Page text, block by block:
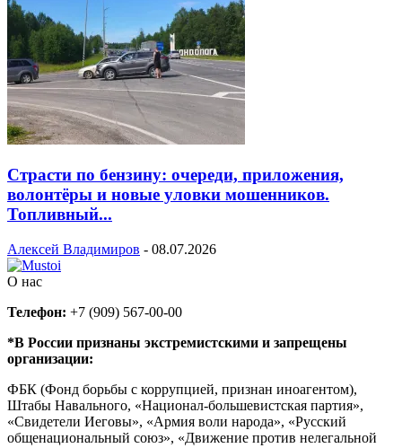
Страсти по бензину: очереди, приложения,
волонтёры и новые уловки мошенников.
Топливный...
Алексей Владимиров - 08.07.2026
О нас
Телефон: +7 (909) 567-00-00
*В России признаны экстремистскими и запрещены
организации:
ФБК (Фонд борьбы с коррупцией, признан иноагентом),
Штабы Навального, «Национал-большевистская партия»,
«Свидетели Иеговы», «Армия воли народа», «Русский
общенациональный союз», «Движение против нелегальной